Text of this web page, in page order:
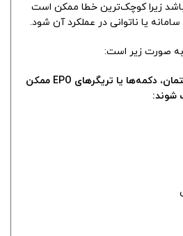
باشد زیرا کوچک‌ترین خطا ممکن است
یا ناتوانی در عملکرد آن شود.
با توجه به مقررات هر ساختمان، دکمه‌ها یا تریگرهای EPO ممکن
شوند: